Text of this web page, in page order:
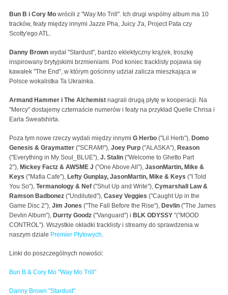
Bun B i Cory Mo wrócili z "Way Mo Trill". Ich drugi wspólny album ma 10
tracków, featy między innymi Jazze Pha, Juicy J'a, Project Pata czy
Scotty'ego ATL.
Danny Brown wydał "Stardust", bardzo eklektyczny krążek, troszkę
inspirowany brytyjskimi brzmieniami. Pod koniec tracklisty pojawia się
kawałek "The End", w którym gościnny udział zalicza mieszkająca w
Polsce wokalistka Ta Ukrainka.
Armand Hammer i The Alchemist nagrali drugą płytę w kooperacji. Na
"Mercy" dostajemy czternaście numerów i featy na przykład Quelle Chrisa i
Earla Sweatshirta.
Poza tym nowe rzeczy wydali między innymi G Herbo ("Lil Herb"), Domo
Genesis & Graymatter ("SCRAM!"), Joey Purp ("ALASKA"), Reason
("Everything in My Soul_BLUE"), J. Stalin ("Welcome to Ghetto Part
2"), Mickey Factz & AWSME J ("One Above All"), JasonMartin, Mike &
Keys ("Mafia Cafe"), Lefty Gunplay, JasonMartin, Mike & Keys ("I Told
You So"), Termanology & Nef ("Shut Up and Write"), Cymarshall Law &
Ramson Badbonez ("Undiluted"), Casey Veggies ("Caught Up in the
Game Disc 2"), Jim Jones ("The Fall Before the Rise"), Devlin ("The James
Devlin Album"), Durrty Goodz ("Vanguard") i BLK ODYSSY "("MOOD
CONTROL"). Wszystkie okładki tracklisty i streamy do sprawdzenia w
naszym dziale Premier Płytowych.
Linki do poszczególnych nowości:
Bun B & Cory Mo "Way Mo Trill"
Danny Brown "Stardust"